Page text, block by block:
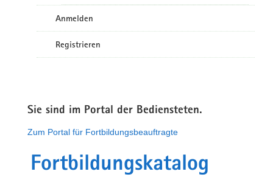
Anmelden
Registrieren
Sie sind im Portal der Bediensteten.
Zum Portal für Fortbildungsbeauftragte
Fortbildungskatalog